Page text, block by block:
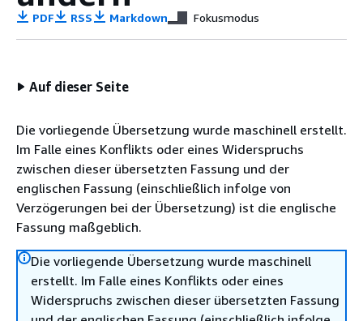
PDF RSS Markdown Fokusmodus
Auf dieser Seite
Die vorliegende Übersetzung wurde maschinell erstellt.
Im Falle eines Konflikts oder eines Widerspruchs
zwischen dieser übersetzten Fassung und der
englischen Fassung (einschließlich infolge von
Verzögerungen bei der Übersetzung) ist die englische
Fassung maßgeblich.
Die vorliegende Übersetzung wurde maschinell
erstellt. Im Falle eines Konflikts oder eines
Widerspruchs zwischen dieser übersetzten Fassung